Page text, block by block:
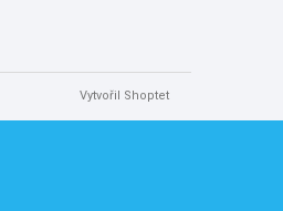
Vytvořil Shoptet